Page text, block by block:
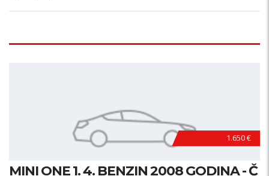
1.650 €
MINI ONE 1. 4. BENZIN 2008 GODINA - Č